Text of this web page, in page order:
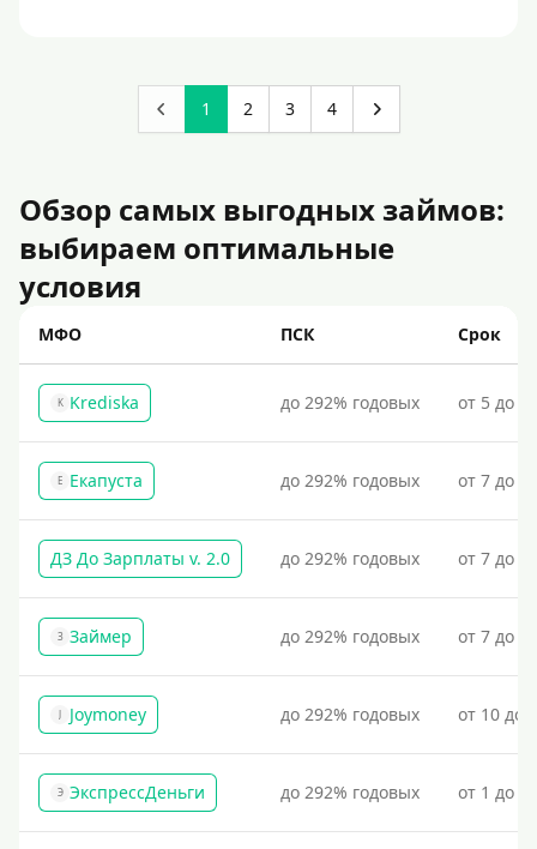
1 2 3 4
Обзор самых выгодных займов:
выбираем оптимальные
условия
МФО ПСК Срок
K Krediska до 292% годовых от 5 до
Е Екапуста до 292% годовых от 7 до
ДЗ До Зарплаты v. 2.0 до 292% годовых от 7 до
З Займер до 292% годовых от 7 до
J Joymoney до 292% годовых от 10 до
Э ЭкспрессДеньги до 292% годовых от 1 до